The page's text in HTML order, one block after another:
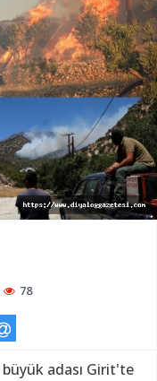
78
adası Girit'te